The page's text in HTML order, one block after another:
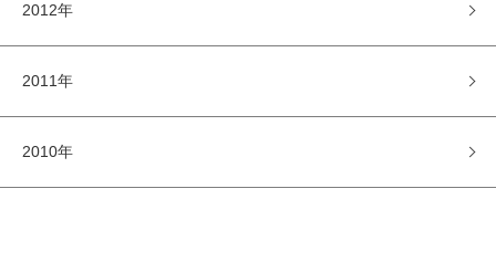
2012年
2011年
2010年